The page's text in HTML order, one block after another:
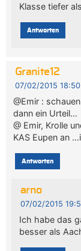
Klasse tiefer
Antworten
Granite12
07/02/2015 18:50
@Emir :
dann ein Urteil…
@ Emir, Krolle
KAS Eupen an
Antworten
arno
07/02/2015
Ich habe das
besser als